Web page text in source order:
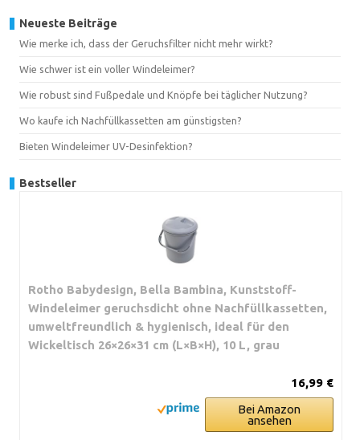
Neueste Beiträge
Wie merke ich, dass der Geruchsfilter nicht mehr wirkt?
Wie schwer ist ein voller Windeleimer?
Wie robust sind Fußpedale und Knöpfe bei täglicher Nutzung?
Wo kaufe ich Nachfüllkassetten am günstigsten?
Bieten Windeleimer UV-Desinfektion?
Bestseller
Rotho Babydesign, Bella Bambina, Kunststoff-
Windeleimer geruchsdicht ohne Nachfüllkassetten,
umweltfreundlich & hygienisch, ideal für den
Wickeltisch 26×26×31 cm (L×B×H), 10 L, grau
16,99 €
Bei Amazon
ansehen